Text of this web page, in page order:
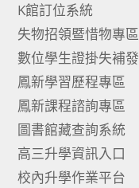
K館訂位系統
失物招領暨惜物專區
數位學生證掛失補發
鳳新學習歷程專區
鳳新課程諮詢專區
圖書館藏查詢系統
高三升學資訊入口
校內升學作業平台